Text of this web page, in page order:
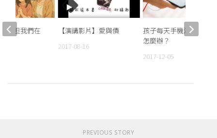
【演講影片】愛與債
2017-08-16
孩子每天手機滑不停，
怎麼辦？
2017-12-05
，但我們在
PREVIOUS STORY